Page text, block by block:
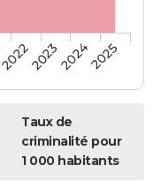
202320242025
Taux de
criminalité pour
1 000 habitants